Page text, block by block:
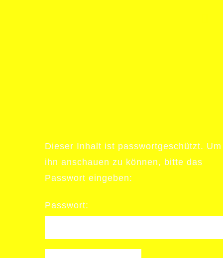
Dieser Inhalt ist passwortgeschützt. Um
ihn anschauen zu können, bitte das
Passwort eingeben:
Passwort: